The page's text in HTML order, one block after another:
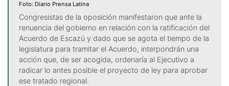
Foto: Diario Prensa Latina
Congresistas de la oposición manifestaron que ante la
renuencia del gobierno en relación con la ratificación del
Acuerdo de Escazú y dado que se agota el tiempo de la
legislatura para tramitar el Acuerdo, interpondrán una
acción que, de ser acogida, ordenaría al Ejecutivo a
radicar lo antes posible el proyecto de ley para aprobar
ese tratado regional.